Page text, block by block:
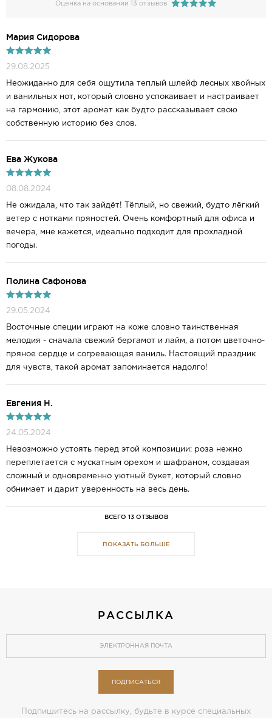
Оценка на основании 13 отзывов
Мария Сидорова
29.08.2025
Неожиданно для себя ощутила теплый шлейф лесных хвойных
и ванильных нот, который словно успокаивает и настраивает
на гармонию, этот аромат как будто рассказывает свою
собственную историю без слов.
Ева Жукова
08.08.2024
Не ожидала, что так зайдёт! Тёплый, но свежий, будто лёгкий
ветер с нотками пряностей. Очень комфортный для офиса и
вечера, мне кажется, идеально подходит для прохладной
погоды.
Полина Сафонова
29.05.2024
Восточные специи играют на коже словно таинственная
мелодия - сначала свежий бергамот и лайм, а потом цветочно-
пряное сердце и согревающая ваниль. Настоящий праздник
для чувств, такой аромат запоминается надолго!
Евгения Н.
24.05.2024
Невозможно устоять перед этой композиции: роза нежно
переплетается с мускатным орехом и шафраном, создавая
сложный и одновременно уютный букет, который словно
обнимает и дарит уверенность на весь день.
ВСЕГО 13 ОТЗЫВОВ
ПОКАЗАТЬ БОЛЬШЕ
РАССЫЛКА
ПОДПИСАТЬСЯ
Подпишитесь на рассылку, будьте в курсе специальных